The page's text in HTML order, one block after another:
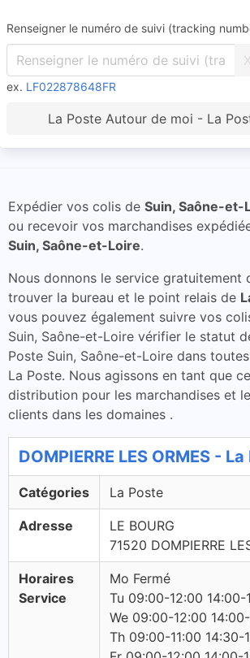
Renseigner le numéro de suivi (tracking
X
ex. LF022878648FR
La Poste Autour de moi - La
Expédier vos colis de Suin, Saône-et-
ou recevoir vos marchandises
Suin, Saône-et-Loire.
Nous donnons le service gratuitement
trouver la bureau et le point relais de
vous pouvez également suivre vos
Suin, Saône-et-Loire vérifier le statut
Poste Suin, Saône-et-Loire dans
La Poste. Nous agissons en tant que
distribution pour les marchandises et
clients dans les domaines .
DOMPIERRE LES ORMES -
Catégories La Poste
Adresse
LE BOURG
71520 DOMPIERRE
Horaires
Service
Mo Fermé
Tu 09:00-12:00 14:00-
We 09:00-12:00
Th 09:00-11:00 14:30-